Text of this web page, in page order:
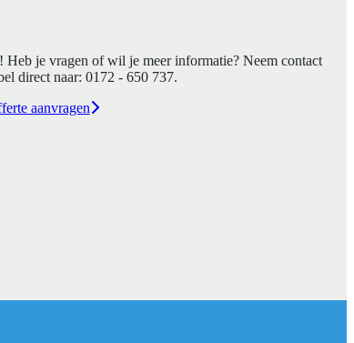
je vragen of wil je meer informatie? Neem contact
direct naar: 0172 - 650 737.
aanvragen